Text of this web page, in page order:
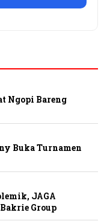
Ngopi Bareng
Buka Turnamen
JAGA
Group